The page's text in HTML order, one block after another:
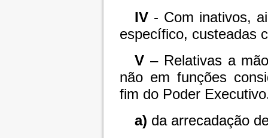
IV- Com inativos,
específico, custeadas
V – Relativas a
não em funções
fim do Poder
a) da arrecadação